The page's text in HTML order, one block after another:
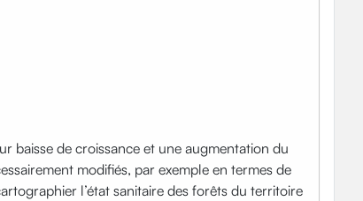
baisse de croissance et une augmentation du
modifiés, par exemple en termes de
l’état sanitaire des forêts du territoire